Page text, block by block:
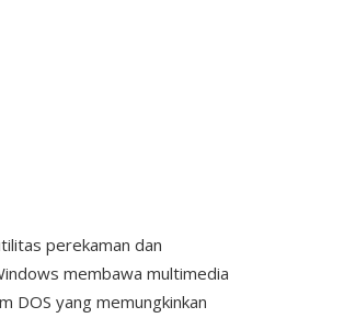
perekaman dan
membawa multimedia
DOS yang memungkinkan